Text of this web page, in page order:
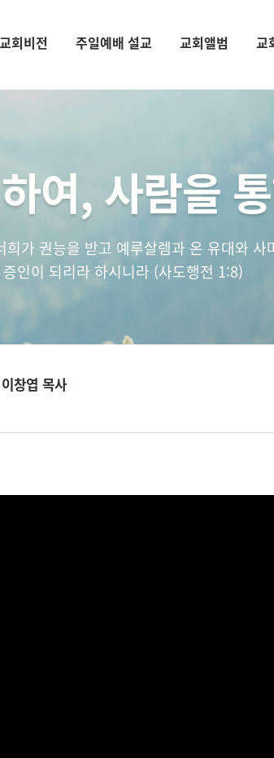
교회비전 주일예배 설교 교회앨범 교
여, 사람을
가 권능을 받고 예루살렘과 온 유대와 사
인이 되리라 하시니라 (사도행전 1:8)
창엽 목사